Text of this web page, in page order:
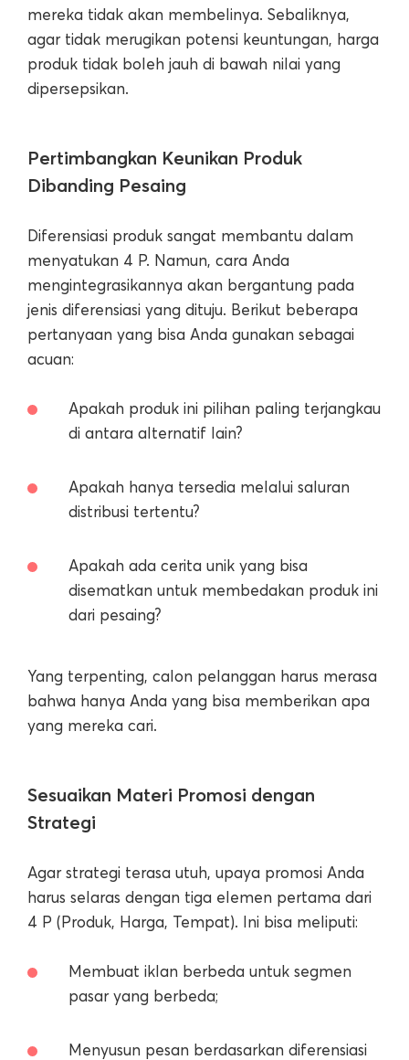
mereka tidak akan membelinya. Sebaliknya,
agar tidak merugikan potensi keuntungan, harga
produk tidak boleh jauh di bawah nilai yang
dipersepsikan.
Pertimbangkan Keunikan Produk
Dibanding Pesaing
Diferensiasi produk sangat membantu dalam
menyatukan 4 P. Namun, cara Anda
mengintegrasikannya akan bergantung pada
jenis diferensiasi yang dituju. Berikut beberapa
pertanyaan yang bisa Anda gunakan sebagai
acuan:
Apakah produk ini pilihan paling terjangkau
di antara alternatif lain?
Apakah hanya tersedia melalui saluran
distribusi tertentu?
Apakah ada cerita unik yang bisa
disematkan untuk membedakan produk ini
dari pesaing?
Yang terpenting, calon pelanggan harus merasa
bahwa hanya Anda yang bisa memberikan apa
yang mereka cari.
Sesuaikan Materi Promosi dengan
Strategi
Agar strategi terasa utuh, upaya promosi Anda
harus selaras dengan tiga elemen pertama dari
4 P (Produk, Harga, Tempat). Ini bisa meliputi:
Membuat iklan berbeda untuk segmen
pasar yang berbeda;
Menyusun pesan berdasarkan diferensiasi